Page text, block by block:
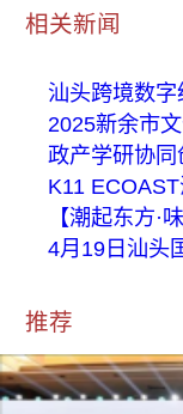
相关新闻
汕头跨境数字
2025新余市
政产学研协
K11
【潮起东方·
4月19日汕头
推荐